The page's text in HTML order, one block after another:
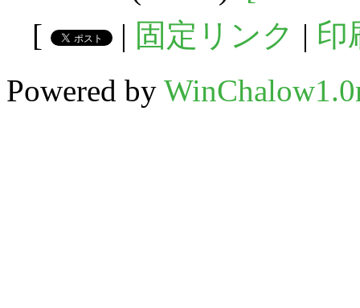
[
| 固定リンク | 印
Powered by